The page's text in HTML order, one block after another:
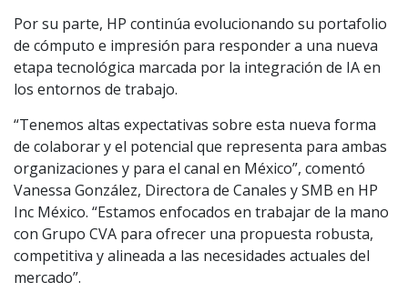
Por su parte, HP continúa evolucionando su portafolio
de cómputo e impresión para responder a una nueva
etapa tecnológica marcada por la integración de IA en
los entornos de trabajo.
“Tenemos altas expectativas sobre esta nueva forma
de colaborar y el potencial que representa para ambas
organizaciones y para el canal en México”, comentó
Vanessa González, Directora de Canales y SMB en HP
Inc México. “Estamos enfocados en trabajar de la mano
con Grupo CVA para ofrecer una propuesta robusta,
competitiva y alineada a las necesidades actuales del
mercado”.